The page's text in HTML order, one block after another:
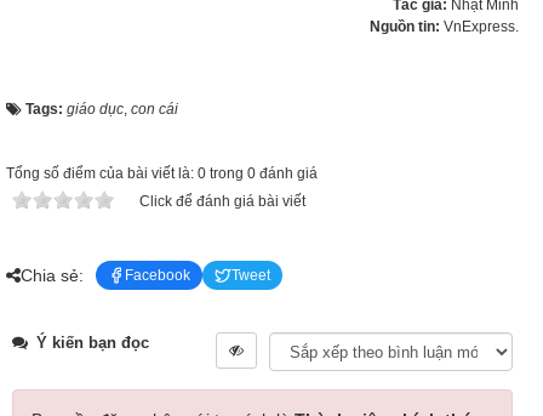
Tác giả: Nhật Minh
Nguồn tin: VnExpress.
Tags: giáo dục, con cái
Tổng số điểm của bài viết là: 0 trong 0 đánh giá
Click để đánh giá bài viết
Chia sẻ: Facebook Tweet
Ý kiến bạn đọc